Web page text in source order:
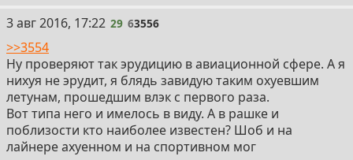
29
3 авг 2016, 17:22 29 63556
>>3554
Ну проверяют так эрудицию в авиационной сфере. А я
нихуя не эрудит, я блядь завидую таким охуевшим
летунам, прошедшим влэк с первого раза.
Вот типа него и имелось в виду. А в рашке и
поблизости кто наиболее известен? Шоб и на
лайнере ахуенном и на спортивном мог